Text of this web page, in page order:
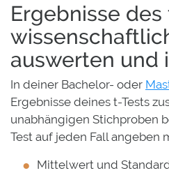
Ergebnisse des
auswerten und
In deiner Bachelor- oder
Ergebnisse deines t-Tests
unabhängigen Stichproben
Test auf jeden Fall angeben
Mittelwert und